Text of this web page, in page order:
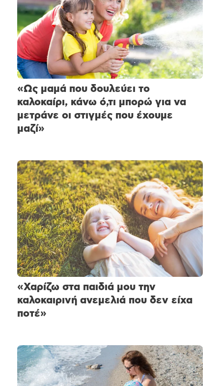
«Ως μαμά που δουλεύει το
καλοκαίρι, κάνω ό,τι μπορώ για να
μετράνε οι στιγμές που έχουμε
μαζί»
«Χαρίζω στα παιδιά μου την
καλοκαιρινή ανεμελιά που δεν είχα
ποτέ»